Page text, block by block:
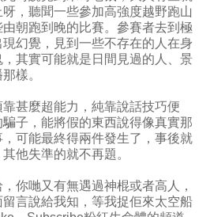
，聽聞一些參加高強度越野跑山
朝跑到晚的比賽。參賽者去到極
幻覺，見到一些不存在的人在身
其實可能就是日間見過的人、景
樣。
甚麼超能力，純靠說話技巧便
子，能將假的東西說得像真實那
可能最終得兩件發生了，事後就
他失準的就不再題。
你哋又有無遇過神棍或者高人，
言說給我知，等我捉佢來太空船